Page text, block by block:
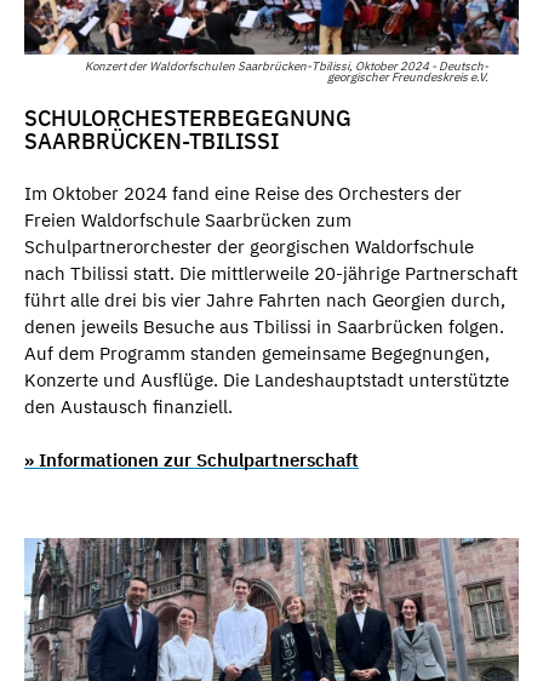
Konzert der Waldorfschulen Saarbrücken-Tbilissi, Oktober 2024 - Deutsch-
georgischer Freundeskreis e.V.
SCHULORCHESTERBEGEGNUNG
SAARBRÜCKEN-TBILISSI
Im Oktober 2024 fand eine Reise des Orchesters der
Freien Waldorfschule Saarbrücken zum
Schulpartnerorchester der georgischen Waldorfschule
nach Tbilissi statt. Die mittlerweile 20-jährige Partnerschaft
führt alle drei bis vier Jahre Fahrten nach Georgien durch,
denen jeweils Besuche aus Tbilissi in Saarbrücken folgen.
Auf dem Programm standen gemeinsame Begegnungen,
Konzerte und Ausflüge. Die Landeshauptstadt unterstützte
den Austausch finanziell.
» Informationen zur Schulpartnerschaft